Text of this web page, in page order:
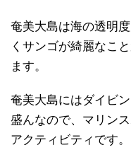
奄美大島は海の透明
くサンゴが綺麗なこ
ます。
奄美大島にはダイビ
盛んなので、マリン
アクティビティです。